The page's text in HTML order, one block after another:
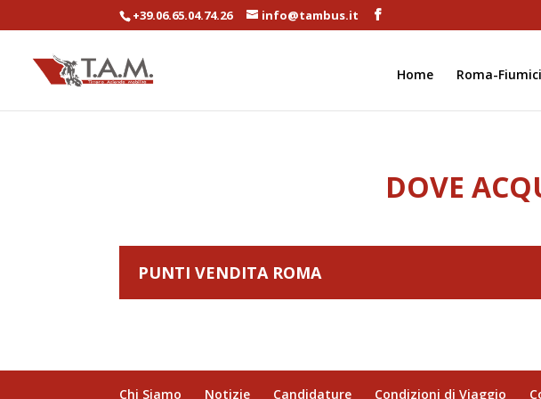
+39.06.65.04.74.26 info@tambus.it
Home Roma-
DOVE
PUNTI VENDITA ROMA
Chi Siamo Notizie Candidature Condizioni di Viaggio